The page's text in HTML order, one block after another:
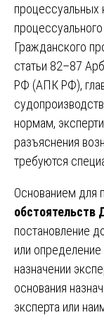
процессуальных
Гражданского
статьи 82–87
РФ (АПК РФ),
нормам,
разъяснения
требуются
Основанием для
обстоятельств
постановление
или
назначении
основания
эксперта или